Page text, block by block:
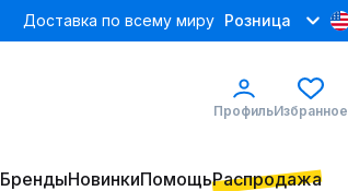
Доставка по всему миру Розница
ПрофильИзбранное
БрендыНовинкиПомощьРаспродажа